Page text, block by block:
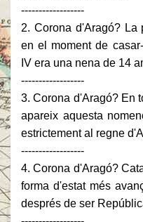
------------------
2. Corona d'Aragó? La
en el moment de
IV era una nena de 14
------------------
3. Corona d'Aragó? En
apareix aquesta
estrictement al regne
------------------
4. Corona d'Aragó?
forma d'estat més
després de ser